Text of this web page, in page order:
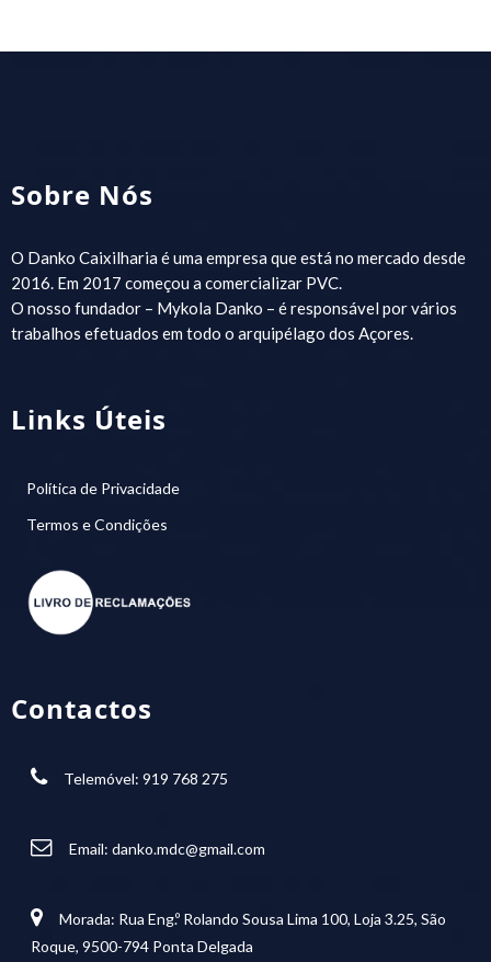
Sobre Nós
O Danko Caixilharia é uma empresa que está no mercado desde
2016. Em 2017 começou a comercializar PVC.
O nosso fundador – Mykola Danko – é responsável por vários
trabalhos efetuados em todo o arquipélago dos Açores.
Links Úteis
Política de Privacidade
Termos e Condições
Contactos
Telemóvel: 919 768 275
Email: danko.mdc@gmail.com
Morada: Rua Eng.º Rolando Sousa Lima 100, Loja 3.25, São
Roque, 9500-794 Ponta Delgada